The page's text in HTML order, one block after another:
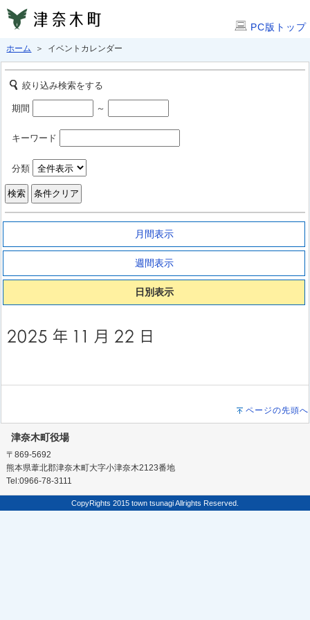
PC版トップ
ホーム ＞ イベントカレンダー
絞り込み検索をする
期間 ～
キーワード
分類
月間表示
週間表示
日別表示
ページの先頭へ
津奈木町役場
〒869-5692
熊本県葦北郡津奈木町大字小津奈木2123番地
Tel:0966-78-3111
CopyRights 2015 town tsunagi Allrights Reserved.